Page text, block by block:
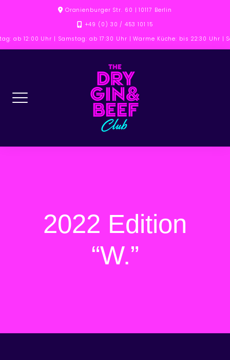
Oranienburger Str. 60 | 10117 Berlin
+49 (0) 30 / 453 101 15
ab 12:00 Uhr | Samstag: ab 17:30 Uhr | Warme Küche: bis 22:30 Uhr |
2022 Edition
“W.”